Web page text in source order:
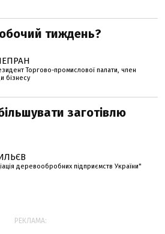
тиждень?
Торгово-промислової палати, член
бізнесу
заготівлю
деревообробних підприємств України"
РЕКЛАМА: